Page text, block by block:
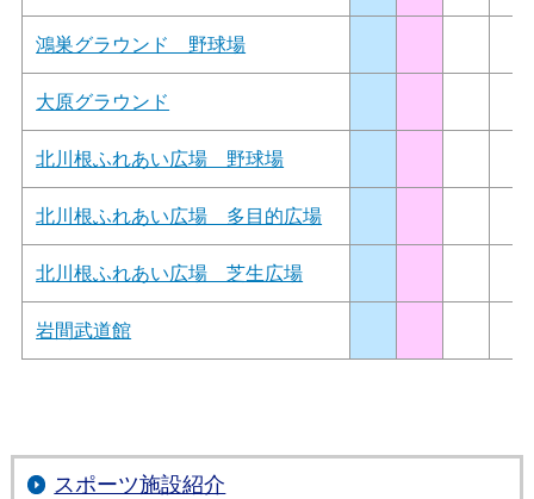
鴻巣グラウンド 野球場
大原グラウンド
北川根ふれあい広場 野球場
北川根ふれあい広場 多目的広場
北川根ふれあい広場 芝生広場
岩間武道館
スポーツ施設紹介